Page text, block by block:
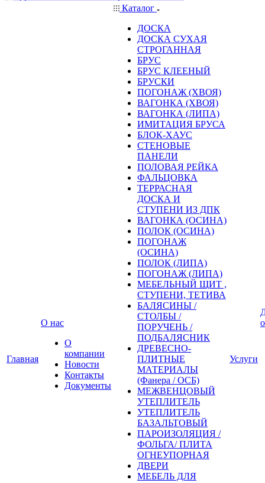
Главная
О нас
О
компании
Новости
Контакты
Документы
Каталог
ДОСКА
ДОСКА СУХАЯ
СТРОГАННАЯ
БРУС
БРУС КЛЕЕНЫЙ
БРУСКИ
ПОГОНАЖ (ХВОЯ)
ВАГОНКА (ХВОЯ)
ВАГОНКА (ЛИПА)
ИМИТАЦИЯ БРУСА
БЛОК-ХАУС
СТЕНОВЫЕ
ПАНЕЛИ
ПОЛОВАЯ РЕЙКА
ФАЛЬЦОВКА
ТЕРРАСНАЯ
ДОСКА И
СТУПЕНИ ИЗ ДПК
ВАГОНКА (ОСИНА)
ПОЛОК (ОСИНА)
ПОГОНАЖ
(ОСИНА)
ПОЛОК (ЛИПА)
ПОГОНАЖ (ЛИПА)
МЕБЕЛЬНЫЙ ЩИТ ,
СТУПЕНИ, ТЕТИВА
БАЛЯСИНЫ /
СТОЛБЫ /
ПОРУЧЕНЬ /
ПОДБАЛЯСНИК
ДРЕВЕСНО-
ПЛИТНЫЕ
МАТЕРИАЛЫ
(Фанера / ОСБ)
МЕЖВЕНЦОВЫЙ
УТЕПЛИТЕЛЬ
УТЕПЛИТЕЛЬ
БАЗАЛЬТОВЫЙ
ПАРОИЗОЛЯЦИЯ /
ФОЛЬГА/ ПЛИТА
ОГНЕУПОРНАЯ
ДВЕРИ
МЕБЕЛЬ ДЛЯ
Услуги